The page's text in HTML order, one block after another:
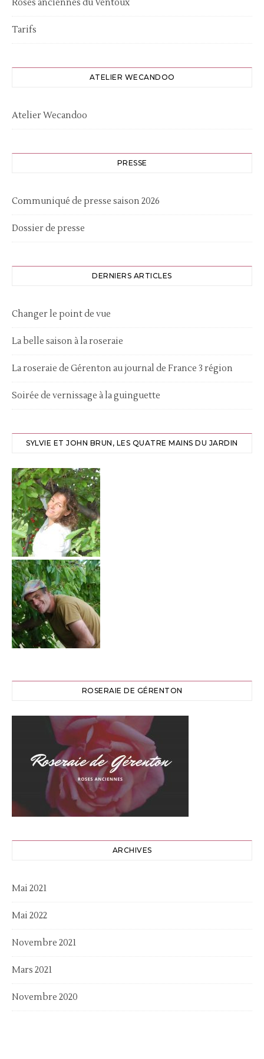
Roses anciennes du Ventoux
Tarifs
ATELIER WECANDOO
Atelier Wecandoo
PRESSE
Communiqué de presse saison 2026
Dossier de presse
DERNIERS ARTICLES
Changer le point de vue
La belle saison à la roseraie
La roseraie de Gérenton au journal de France 3 région
Soirée de vernissage à la guinguette
SYLVIE ET JOHN BRUN, LES QUATRE MAINS DU JARDIN
ROSERAIE DE GÉRENTON
ARCHIVES
Mai 2021
Mai 2022
Novembre 2021
Mars 2021
Novembre 2020